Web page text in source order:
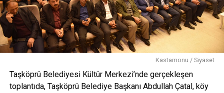
Kastamonu / Siyaset
Taşköprü Belediyesi Kültür Merkezi’nde gerçekleşen
toplantıda, Taşköprü Belediye Başkanı Abdullah Çatal, köy